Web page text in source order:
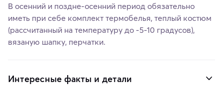
В осенний и поздне-осенний период обязательно
иметь при себе комплект термобелья, теплый костюм
(рассчитанный на температуру до -5-10 градусов),
вязаную шапку, перчатки.
Интересные факты и детали